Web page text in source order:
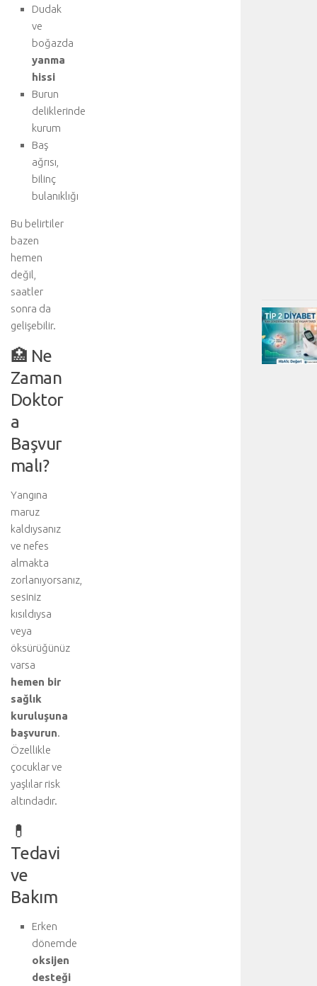
Dudak
ve
boğazda
yanma
hissi
Burun
deliklerinde
kurum
Baş
ağrısı,
bilinç
bulanıklığı
Bu belirtiler
bazen
hemen
değil,
saatler
sonra da
gelişebilir.
🏥 Ne
Zaman
Doktor
a
Başvur
malı?
Yangına
maruz
kaldıysanız
ve nefes
almakta
zorlanıyorsanız,
sesiniz
kısıldıysa
veya
öksürüğünüz
varsa
hemen bir
sağlık
kuruluşuna
başvurun.
Özellikle
çocuklar ve
yaşlılar risk
altındadır.
💊
Tedavi
ve
Bakım
Erken
dönemde
oksijen
desteği